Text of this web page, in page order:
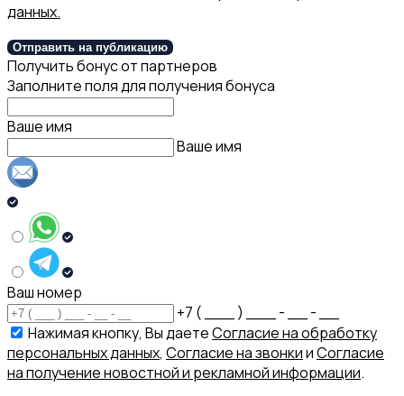
данных.
Отправить на публикацию
Получить бонус от партнеров
Заполните поля для получения бонуса
Ваше имя
Ваше имя
Ваш номер
+7 ( ___ ) ___ - __ - __
Нажимая кнопку, Вы даетеСогласие на обработку
персональных данных, Согласие на звонкииСогласие
на получение новостной и рекламной информации.